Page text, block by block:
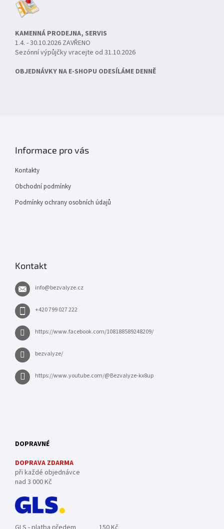
KAMENNÁ PRODEJNA, SERVIS
1.4. - 30.10.2026 ZAVŘENO
Sezónní výpůjčky vracejte od 31.10.2026
OBJEDNÁVKY NA E-SHOPU ODESÍLÁME DENNĚ
Informace pro vás
Kontakty
Obchodní podmínky
Podmínky ochrany osobních údajů
Kontakt
info@bezvalyze.cz
+420 799 027 222
https://www.facebook.com/108188589248209/
bezvalyze/
https://www.youtube.com/@Bezvalyze-kx8up
DOPRAVNÉ
DOPRAVA ZDARMA
při každé objednávce
nad 3 000 Kč